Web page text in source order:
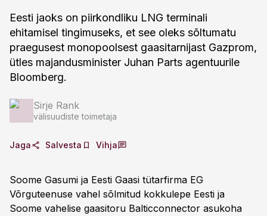
Eesti jaoks on piirkondliku LNG terminali
ehitamisel tingimuseks, et see oleks sõltumatu
praegusest monopoolsest gaasitarnijast Gazprom,
ütles majandusminister Juhan Parts agentuurile
Bloomberg.
Sirje Rank
välisuudiste toimetaja
Jaga Salvesta Vihja
Soome Gasumi ja Eesti Gaasi tütarfirma EG
Võrguteenuse vahel sõlmitud kokkulepe Eesti ja
Soome vahelise gaasitoru Balticconnector asukoha